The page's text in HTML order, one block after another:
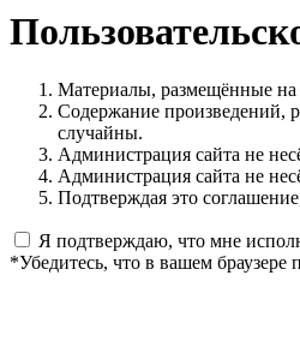
Материалы, размещённые на
Содержание произведений,
случайны.
Администрация сайта не
Администрация сайта не
Подтверждая это
Я подтверждаю, что мне
*Убедитесь, что в вашем